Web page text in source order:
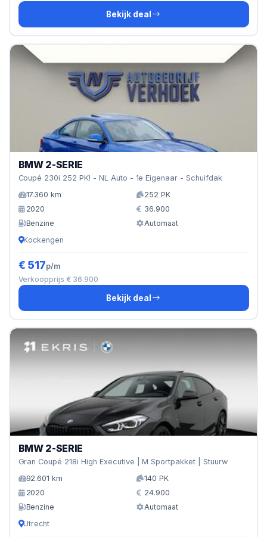
Bekijk deal
BMW 2-SERIE
Coupé 230i 252 PK! - NL Auto - 1e Eigenaar - Schuifdak
17.360 km
252 PK
2020
36.900
Benzine
Automaat
Kockengen
€ 517p/m
Verkoopprijs € 36.900
Bekijk deal
BMW 2-SERIE
Gran Coupé 218i High Executive | M Sportpakket | Stuurw
92.601 km
140 PK
2020
24.900
Benzine
Automaat
Utrecht